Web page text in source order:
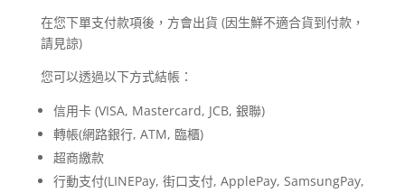
在您下單支付款項後，方會出貨 (因生鮮不適合貨到付款，
請見諒)
您可以透過以下方式結帳：
信用卡 (VISA, Mastercard, JCB, 銀聯)
轉帳(網路銀行, ATM, 臨櫃)
超商繳款
行動支付(LINEPay, 街口支付, ApplePay, SamsungPay,